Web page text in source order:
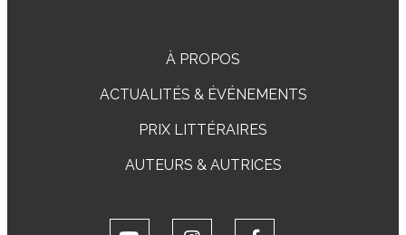
À PROPOS
ACTUALITÉS & ÉVÉNEMENTS
PRIX LITTÉRAIRES
AUTEURS & AUTRICES